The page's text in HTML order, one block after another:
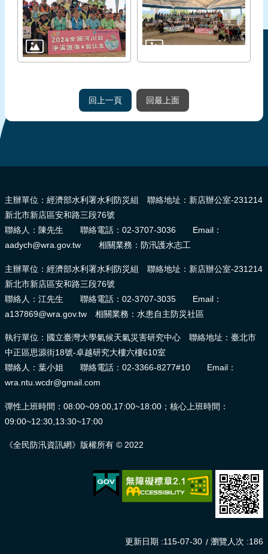
回上一頁 回最上面
主辦單位：經濟部水利署水利防災組 聯絡地址：新店辦公室-231214
新北市新店區安和路三段76號
聯絡人：陳先生 聯絡電話：02-3707-3036 Email：
aadych@wra.gov.tw 相關業務：防汛護水志工
主辦單位：經濟部水利署水利防災組 聯絡地址：新店辦公室-231214
新北市新店區安和路三段76號
聯絡人：江先生 聯絡電話：02-3707-3035 Email：
a137869@wra.gov.tw 相關業務：水患自主防災社區
執行單位：國立臺灣大學氣候天氣災害研究中心 聯絡地址：臺北市
中正區思源街18號-卓越研究大樓六樓610室
聯絡人：葉小姐 聯絡電話：02-3366-8277#10 Email：
wra.ntu.wcdr@gmail.com
彈性上班時間：08:00~09:00,17:00~18:00；核心上班時間：
09:00~12:30,13:30~17:00
《全民防汛資訊網》版權所有 © 2022
更新日期 115-07-30 瀏覽人次 186